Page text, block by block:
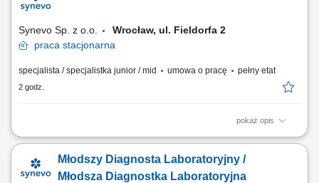
nowoczesnymi systemami i urządzeniami analitycznymi.
Synevo Sp. z o.o.
Wrocław, ul. Fieldorfa 2
praca stacjonarna
specjalista / specjalistka junior / mid umowa o pracę pełny etat
2 godz.
pokaż opis
Opis stanowiska Kompleksowa rejestracja, skanowanie oraz
Sprawowanie bezpośredniego nadzoru nad bezbłędnym przepływem
pism oraz rekordów medycznych. Prowadzenie i systematyczna
Młodszy Diagnosta Laboratoryjny /
Młodsza Diagnostka Laboratoryjna